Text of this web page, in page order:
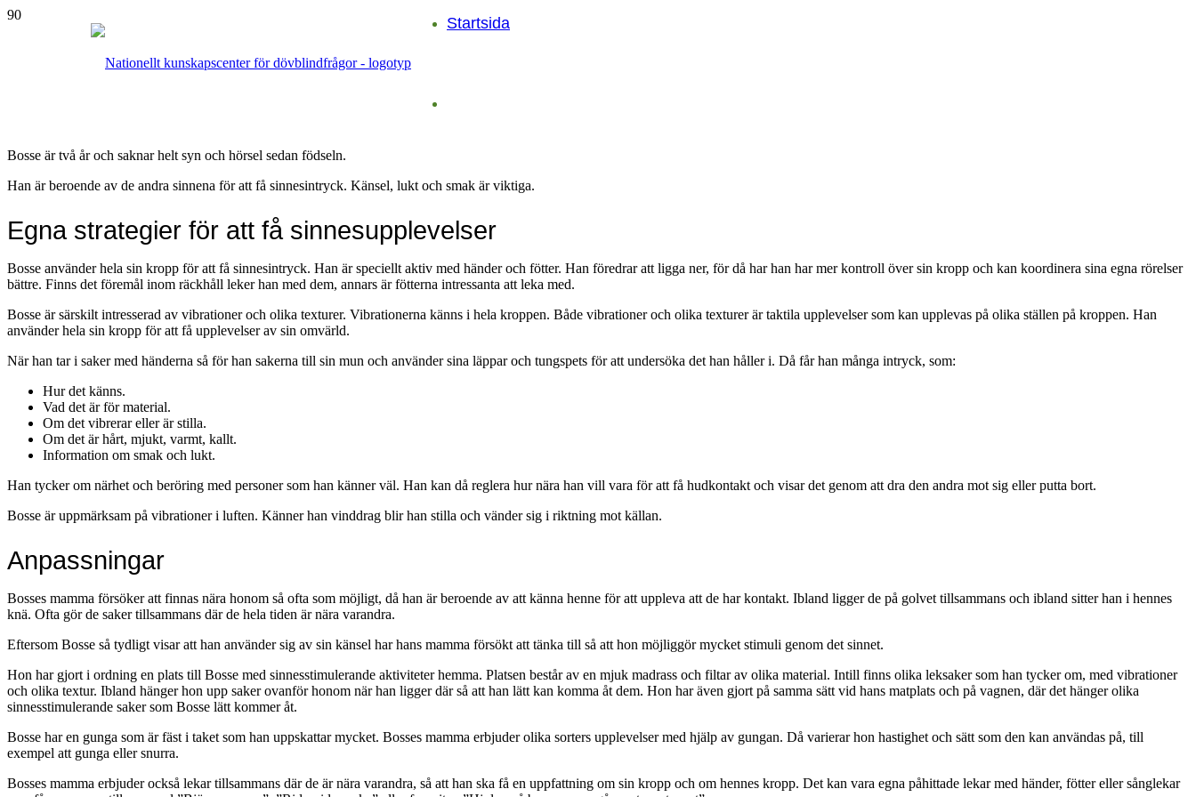
Startsida
Bosse är två år och saknar helt syn och hörsel sedan födseln.
Han är beroende av de andra sinnena för att få sinnesintryck. Känsel, lukt och smak är viktiga.
Egna strategier för att få sinnesupplevelser
Bosse använder hela sin kropp för att få sinnesintryck. Han är speciellt aktiv med händer och fötter. Han föredrar att ligga ner, för då har han har mer kontroll över sin kropp och kan koordinera sina egna rörelser
bättre. Finns det föremål inom räckhåll leker han med dem, annars är fötterna intressanta att leka med.
Bosse är särskilt intresserad av vibrationer och olika texturer. Vibrationerna känns i hela kroppen. Både vibrationer och olika texturer är taktila upplevelser som kan upplevas på olika ställen på kroppen. Han
använder hela sin kropp för att få upplevelser av sin omvärld.
När han tar i saker med händerna så för han sakerna till sin mun och använder sina läppar och tungspets för att undersöka det han håller i. Då får han många intryck, som:
Hur det känns.
Vad det är för material.
Om det vibrerar eller är stilla.
Om det är hårt, mjukt, varmt, kallt.
Information om smak och lukt.
Han tycker om närhet och beröring med personer som han känner väl. Han kan då reglera hur nära han vill vara för att få hudkontakt och visar det genom att dra den andra mot sig eller putta bort.
Bosse är uppmärksam på vibrationer i luften. Känner han vinddrag blir han stilla och vänder sig i riktning mot källan.
Anpassningar
Bosses mamma försöker att finnas nära honom så ofta som möjligt, då han är beroende av att känna henne för att uppleva att de har kontakt. Ibland ligger de på golvet tillsammans och ibland sitter han i hennes
knä. Ofta gör de saker tillsammans där de hela tiden är nära varandra.
Eftersom Bosse så tydligt visar att han använder sig av sin känsel har hans mamma försökt att tänka till så att hon möjliggör mycket stimuli genom det sinnet.
Hon har gjort i ordning en plats till Bosse med sinnesstimulerande aktiviteter hemma. Platsen består av en mjuk madrass och filtar av olika material. Intill finns olika leksaker som han tycker om, med vibrationer
och olika textur. Ibland hänger hon upp saker ovanför honom när han ligger där så att han lätt kan komma åt dem. Hon har även gjort på samma sätt vid hans matplats och på vagnen, där det hänger olika
sinnesstimulerande saker som Bosse lätt kommer åt.
Bosse har en gunga som är fäst i taket som han uppskattar mycket. Bosses mamma erbjuder olika sorters upplevelser med hjälp av gungan. Då varierar hon hastighet och sätt som den kan användas på, till
exempel att gunga eller snurra.
Bosses mamma erbjuder också lekar tillsammans där de är nära varandra, så att han ska få en uppfattning om sin kropp och om hennes kropp. Det kan vara egna påhittade lekar med händer, fötter eller sånglekar